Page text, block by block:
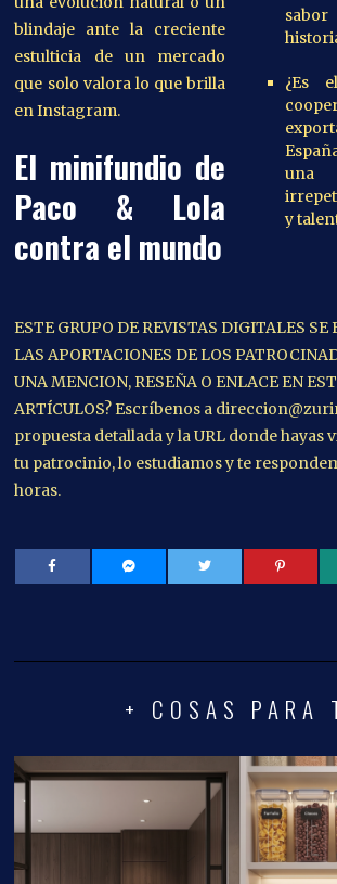
blindaje ante la creciente
estulticia de un mercado
que solo valora lo que brilla
en Instagram.
El minifundio de
Paco & Lola
contra el mundo
¿Es
una
y
ESTE GRUPO DE REVISTAS DIGITALES
LAS APORTACIONES DE LOS
UNA MENCION, RESEÑA O ENLACE EN
ARTÍCULOS? Escríbenos a
propuesta detallada y la URL donde hayas
tu patrocinio, lo estudiamos y te
horas.
+ COSAS PARA